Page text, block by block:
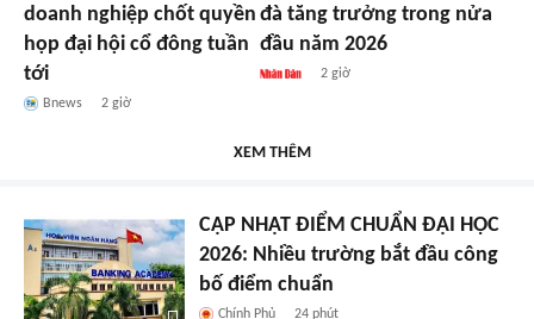
doanh nghiệp chốt quyền
họp đại hội cổ đông tuần
tới
Bnews 2 giờ
đà tăng trưởng trong nửa
đầu năm 2026
2 giờ
XEM THÊM
CẬP NHẬT ĐIỂM CHUẨN ĐẠI HỌC
2026: Nhiều trường bắt đầu công
bố điểm chuẩn
Chính Phủ 24 phút